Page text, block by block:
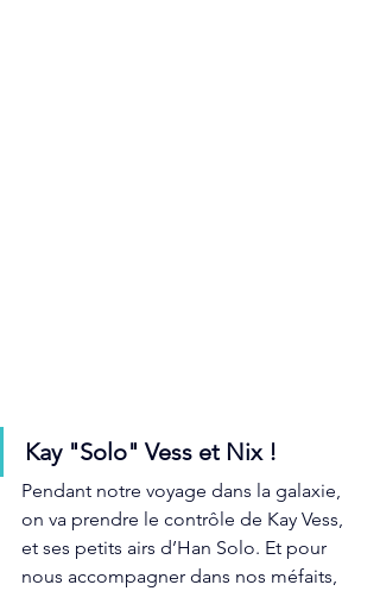
Kay "Solo" Vess et Nix !
Pendant notre voyage dans la galaxie,
on va prendre le contrôle de Kay Vess,
et ses petits airs d’Han Solo. Et pour
nous accompagner dans nos méfaits,